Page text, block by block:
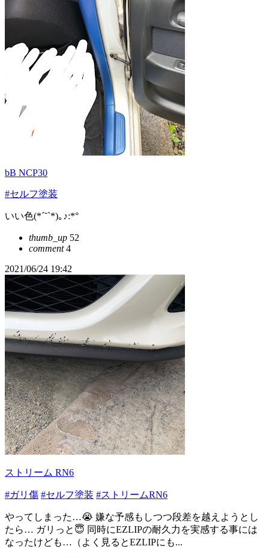
bB NCP30
#セルフ塗装
いい色(*ˊ˘ˋ*)｡♪:*°
thumb_up 52
comment4
2021/06/24 19:42
ストリーム RN6
#ガリ傷 #セルフ塗装 #ストリームRN6
やってしまった…😭 嫌な予感もしつつ段差を越えようとし
たら… ガリっと😇 同時にEZLIPの耐久力を実感する事には
なったけども…（よく見るとEZLIPにも...